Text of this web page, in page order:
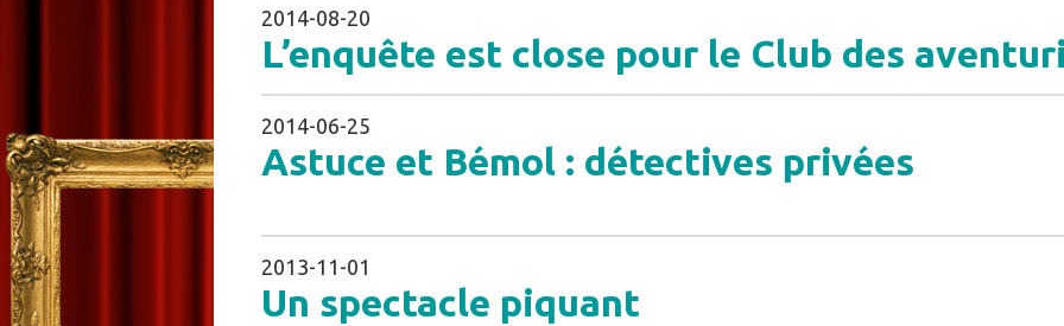
2014-08-20
L’enquête est close pour le Club des
2014-06-25
Astuce et Bémol : détectives privées
2013-11-01
Un spectacle piquant